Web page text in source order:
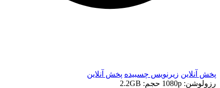
پخش آنلاین زیرنویس چسبیده پخش آنلاین
رزولوشن: 1080p
حجم: 2.2GB